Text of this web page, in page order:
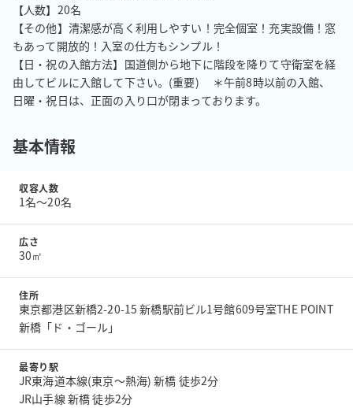
【人数】20名
【その他】清潔感が高く利用しやすい！完全個室！充実設備！窓
もあって開放的！入室の仕方もシンプル！
【日・祝の入館方法】国道側から地下に階段を降りて守衛室を経
由してビルに入館して下さい。(重要) 　＊午前8時以前の入館、
日曜・祝日は、正面の入り口が閉まっております。
基本情報
収容人数
1名〜20名
広さ
30㎡
住所
東京都港区新橋2-20-15 新橋駅前ビル1号館609号室THE POINT
新橋「ド・ゴール」
最寄り駅
JR東海道本線(東京～熱海) 新橋 徒歩2分
JR山手線 新橋 徒歩2分